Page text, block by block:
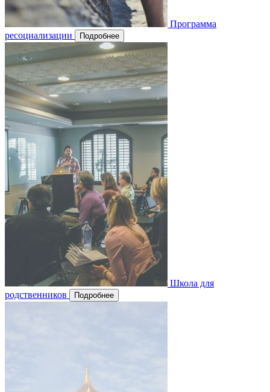
Программа
ресоциализации
Подробнее
Школа для
родственников
Подробнее